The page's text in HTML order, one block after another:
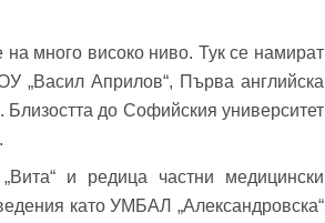
много високо ниво. Тук се намират
„Васил Априлов“, Първа английска
до Софийския университет
и редица частни медицински
като УМБАЛ „Александровска“